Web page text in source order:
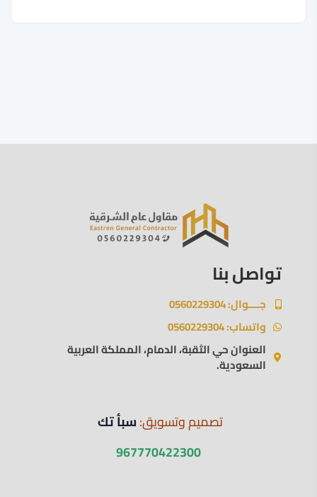
تواصل بنا
جــــوال: 0560229304
واتساب: 0560229304
العنوان حي الثقبة، الدمام، المملكة العربية
السعودية.
تصميم وتسويق:سبأ تك
967770422300